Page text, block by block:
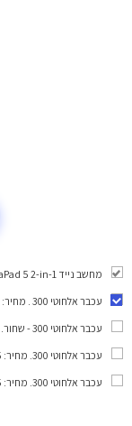
מחשב נייד IdeaPad 5 2-in-1. מחיר: 4,989 ₪.
עכבר אלחוטי 300
. מחיר: 45 ₪.
עכבר אלחוטי 300 - שחור
עכבר אלחוטי 300
. מחיר: 45 ₪.
עכבר אלחוטי 300
. מחיר: 45 ₪.